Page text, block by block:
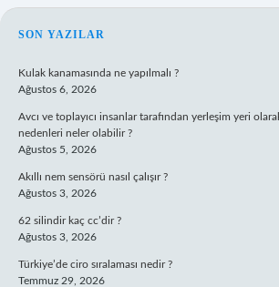
SIDEBAR
SON YAZILAR
Kulak kanamasında ne yapılmalı ?
Ağustos 6, 2026
Avcı ve toplayıcı insanlar tarafından yerleşim yeri
nedenleri neler olabilir ?
Ağustos 5, 2026
Akıllı nem sensörü nasıl çalışır ?
Ağustos 3, 2026
62 silindir kaç cc’dir ?
Ağustos 3, 2026
Türkiye’de ciro sıralaması nedir ?
Temmuz 29, 2026